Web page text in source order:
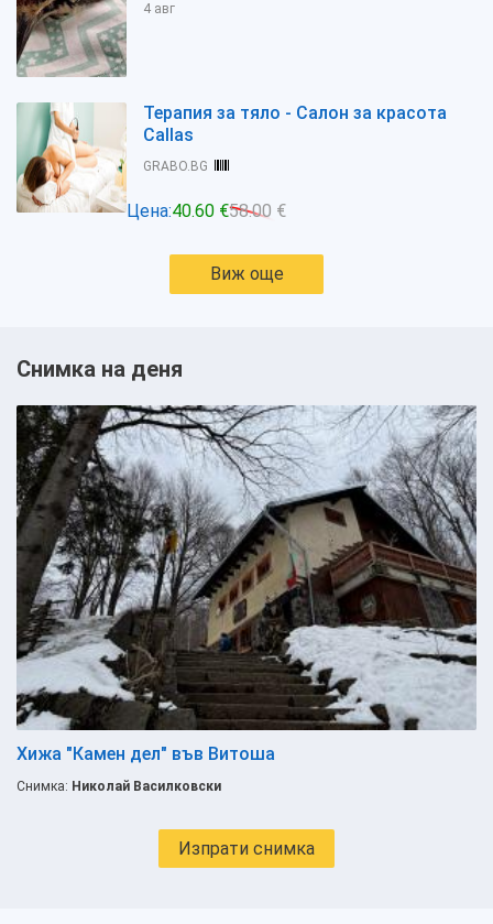
4 авг
Терапия за тяло - Салон за красота
Callas
GRABO.BG
Цена:40.60 €58.00 €
Виж още
Снимка на деня
Хижа "Камен дел" във Витоша
Снимка: Николай Василковски
Изпрати снимка